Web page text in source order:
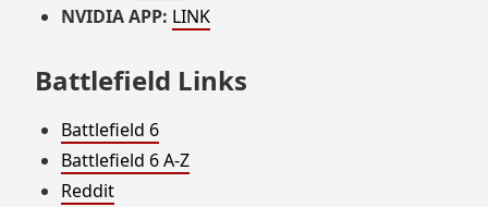
NVIDIA APP: LINK
Battlefield Links
Battlefield 6
Battlefield 6 A-Z
Reddit